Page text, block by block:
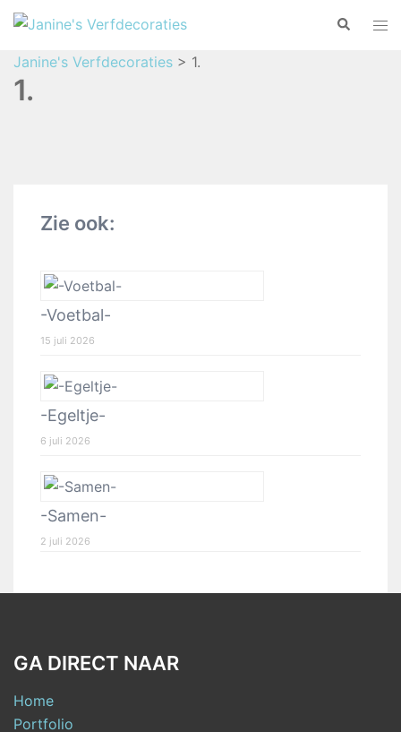
Janine's Verfdecoraties > 1.
1.
Zie ook:
-Voetbal-
15 juli 2026
-Egeltje-
6 juli 2026
-Samen-
2 juli 2026
GA DIRECT NAAR
Home
Portfolio